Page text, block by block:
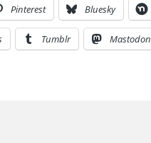
Pinterest Bluesky
Tumblr Mastodon